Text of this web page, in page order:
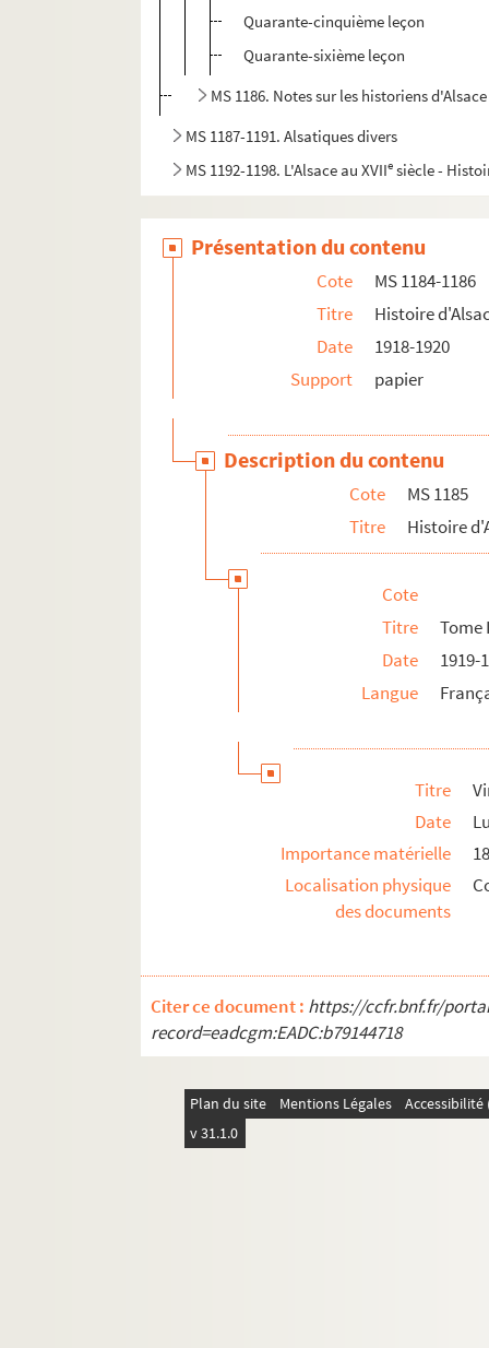
Quarante-cinquième leçon
Quarante-sixième leçon
MS 1186. Notes sur les historiens
MS 1187-1191. Alsatiques divers
MS 1192-1198. L'Alsace au XVIIe siècle -
MS 1204. L'Alsace pendant la Révolution
MS 1205-1240. Histoire de la Révolution en
MS 1241-1250. Procès-verbaux de
MS 1251-1293. Révolution en Alsace
MS 1294. Correspondance entre Berger-
Présentation du contenu
Cote
MS 1184-1186
Titre
Histoire
Date
1918-1920
Support
papier
Description du contenu
Cote
MS 1185
Titre
Histoire
Cote
Titre
Tome
Date
1919-
Langue
Titre
Date
Importance matérielle
Localisation physique
des documents
Citer ce document : https://ccfr.bnf.fr/
record=eadcgm:EADC:b79144718
Plan du site Mentions Légales
v 31.1.0